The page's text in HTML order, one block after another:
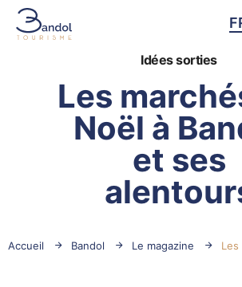
Idées sorties
Les
Noël à
et ses
Accueil Bandol Le magazine